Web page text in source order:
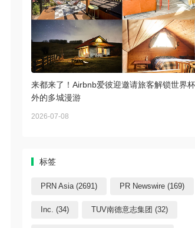
来都来了！Airbnb爱彼迎邀请旅客解锁世界
外的多城漫游
2026-07-08
标签
PRN Asia (2691) PR Newswire (169)
Inc. (34) TUV南德意志集团 (32)